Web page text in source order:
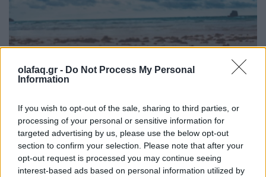
olafaq.gr - Do Not Process My Personal
Information
If you wish to opt-out of the sale, sharing to third parties, or
processing of your personal or sensitive information for
targeted advertising by us, please use the below opt-out
section to confirm your selection. Please note that after your
opt-out request is processed you may continue seeing
interest-based ads based on personal information utilized by